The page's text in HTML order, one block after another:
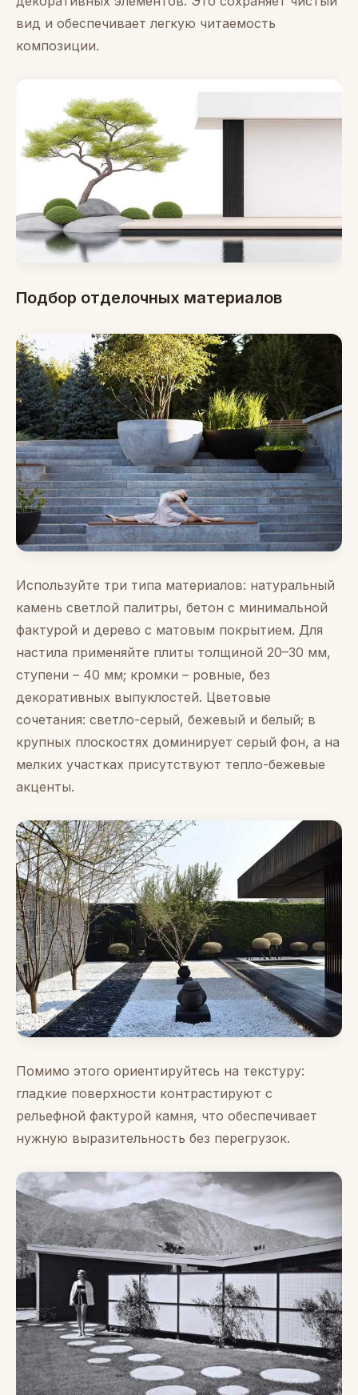
вид и обеспечивает легкую читаемость
композиции.
Подбор отделочных материалов
Используйте три типа материалов: натуральный
камень светлой палитры, бетон с минимальной
фактурой и дерево с матовым покрытием. Для
настила применяйте плиты толщиной 20–30 мм,
ступени – 40 мм; кромки – ровные, без
декоративных выпуклостей. Цветовые
сочетания: светло-серый, бежевый и белый; в
крупных плоскостях доминирует серый фон, а на
мелких участках присутствуют тепло-бежевые
акценты.
Помимо этого ориентируйтесь на текстуру:
гладкие поверхности контрастируют с
рельефной фактурой камня, что обеспечивает
нужную выразительность без перегрузок.